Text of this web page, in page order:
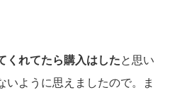
くれてたら購入はしたと思い
いように思えましたので。ま